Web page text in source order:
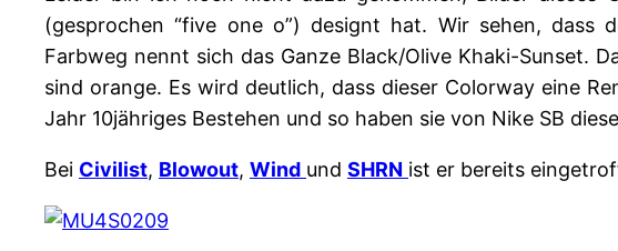
(gesprochen “five one o”) designt hat. Wir sehen, dass
Farbweg nennt sich das Ganze Black/Olive Khaki-Sunset.
sind orange. Es wird deutlich, dass dieser Colorway eine
Jahr 10jähriges Bestehen und so haben sie von Nike SB
Bei Civilist, Blowout, Wind und SHRN ist er bereits